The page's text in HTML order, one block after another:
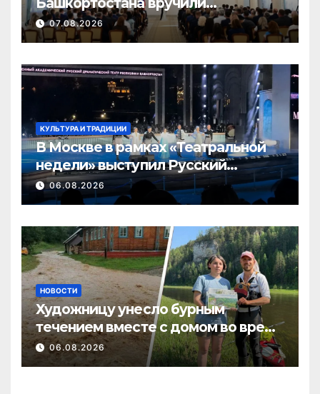
государственные награды
07.08.2026
КУЛЬТУРА И ТРАДИЦИИ
В Москве в рамках «Театральной
недели» выступил Русский
драматический театр
Башкортостана
06.08.2026
НОВОСТИ
Художницу унесло бурным
течением вместе с домом во время
потопа в Пермском крае
06.08.2026